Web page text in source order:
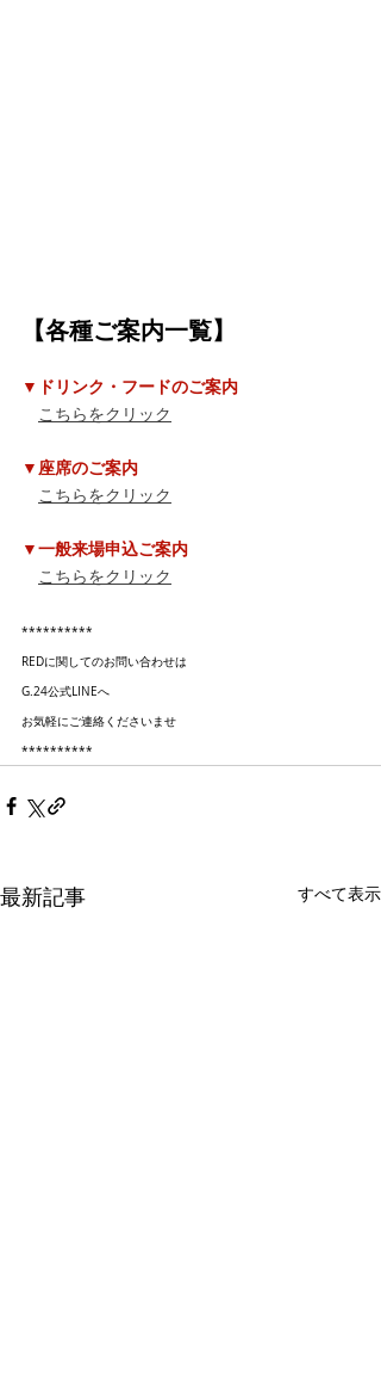
【各種ご案内一覧】
▼ドリンク・フードのご案内
こちらをクリック
▼座席のご案内
こちらをクリック
▼一般来場申込ご案内
こちらをクリック
**********
REDに関してのお問い合わせは
G.24公式LINEへ
お気軽にご連絡くださいませ
**********
最新記事 すべて表示